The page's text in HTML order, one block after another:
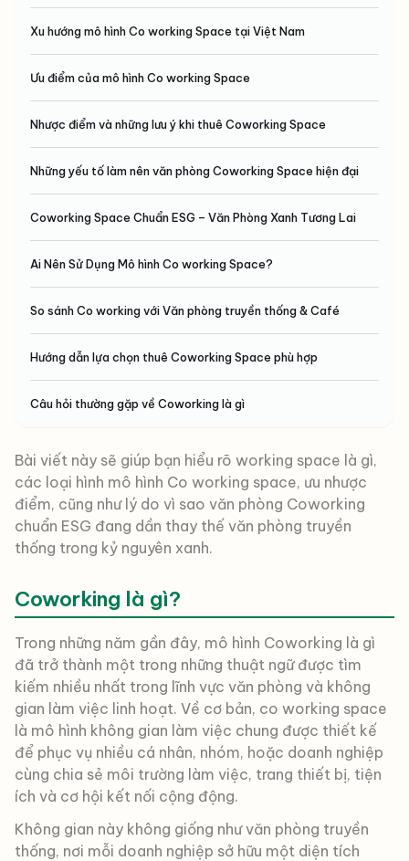
Xu hướng mô hình Co working Space tại Việt Nam
Ưu điểm của mô hình Co working Space
Nhược điểm và những lưu ý khi thuê Coworking Space
Những yếu tố làm nên văn phòng Coworking Space hiện đại
Coworking Space Chuẩn ESG – Văn Phòng Xanh Tương Lai
Ai Nên Sử Dụng Mô hình Co working Space?
So sánh Co working với Văn phòng truyền thống & Café
Hướng dẫn lựa chọn thuê Coworking Space phù hợp
Câu hỏi thường gặp về Coworking là gì
Bài viết này sẽ giúp bạn hiểu rõ working space là gì,
các loại hình mô hình Co working space, ưu nhược
điểm, cũng như lý do vì sao văn phòng Coworking
chuẩn ESG đang dần thay thế văn phòng truyền
thống trong kỷ nguyên xanh.
Coworking là gì?
Trong những năm gần đây, mô hình Coworking là gì
đã trở thành một trong những thuật ngữ được tìm
kiếm nhiều nhất trong lĩnh vực văn phòng và không
gian làm việc linh hoạt. Về cơ bản, co working space
là mô hình không gian làm việc chung được thiết kế
để phục vụ nhiều cá nhân, nhóm, hoặc doanh nghiệp
cùng chia sẻ môi trường làm việc, trang thiết bị, tiện
ích và cơ hội kết nối cộng động.
Không gian này không giống như văn phòng truyền
thống, nơi mỗi doanh nghiệp sở hữu một diện tích